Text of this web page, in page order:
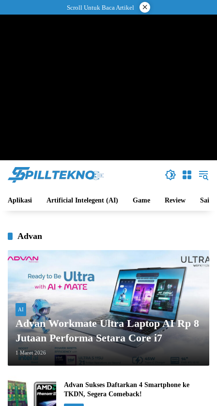
ke
Scroll Untuk Baca Artikel ×
Aplikasi Artificial Intelegent (AI) Game Review Sains
Advan
AI
Advan Workmate Ultra Laptop AI Rp 8
Jutaan Performa Setara Core i7
1 Maret 2026
Advan Sukses Daftarkan 4 Smartphone ke
TKDN, Segera Comeback!